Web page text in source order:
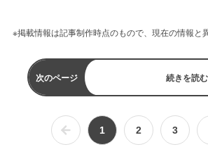
※掲載情報は記事制作時点のもので、現在の情報と
次のページ 続きを読む
1 2 3